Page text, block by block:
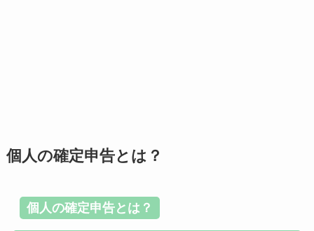
個人の確定申告とは？
個人の確定申告とは？